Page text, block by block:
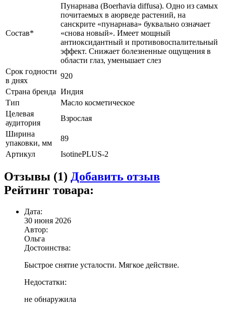
Состав*
Пунарнава (Boerhavia diffusa). Одно из самых
почитаемых в аюрведе растений, на
санскрите «пунарнава» буквально означает
«снова новый». Имеет мощный
антиоксидантный и противовоспалительный
эффект. Снижает болезненные ощущения в
области глаз, уменьшает слез
Срок годности
в днях
920
Страна бренда Индия
Тип
Масло косметическое
Целевая
аудитория
Взрослая
Ширина
упаковки, мм
89
Артикул
IsotinePLUS-2
Отзывы (1) Добавить отзыв
Рейтинг товара:
Дата:
30 июня 2026
Автор:
Ольга
Достоинства:
Быстрое снятие усталости. Мягкое действие.
Недостатки:
не обнаружила